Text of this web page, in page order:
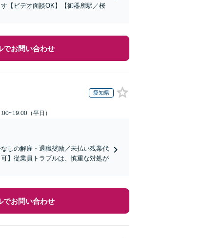
【ビデオ面談OK】【御器所駅／桜
でお問い合わせ
愛知県
（平日）
しの解雇・退職奨励／未払い残業代
】従業員トラブルは、慎重な対処が
でお問い合わせ